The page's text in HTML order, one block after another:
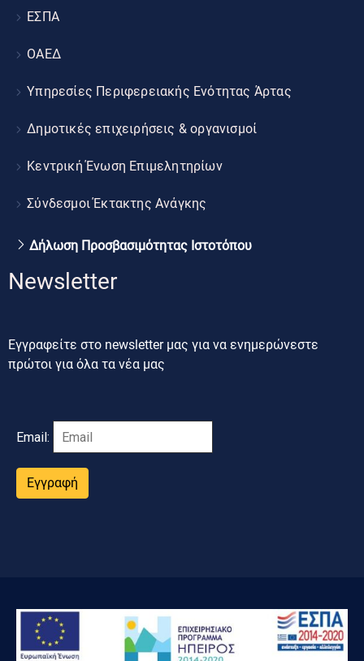
ΕΣΠΑ
ΟΑΕΔ
Υπηρεσίες Περιφερειακής Ενότητας Άρτας
Δημοτικές επιχειρήσεις & οργανισμοί
Κεντρική Ένωση Επιμελητηρίων
Σύνδεσμοι Έκτακτης Ανάγκης
Δήλωση Προσβασιμότητας Ιστοτόπου
Newsletter
Εγγραφείτε στο newsletter μας για να ενημερώνεστε
πρώτοι για όλα τα νέα μας
Email:
Εγγραφή